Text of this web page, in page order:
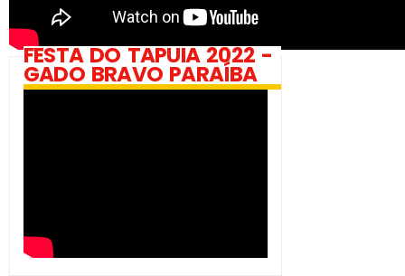
FESTA DO TAPUIA 2022 -
GADO BRAVO PARAÍBA